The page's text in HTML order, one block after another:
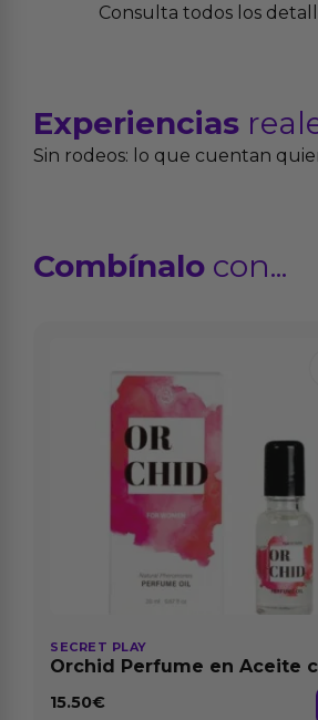
Consulta todos los
Experiencias
Sin rodeos: lo que cuentan
Combínalo con...
SECRET PLAY
Orchid Perfume en Aceite
15.50€